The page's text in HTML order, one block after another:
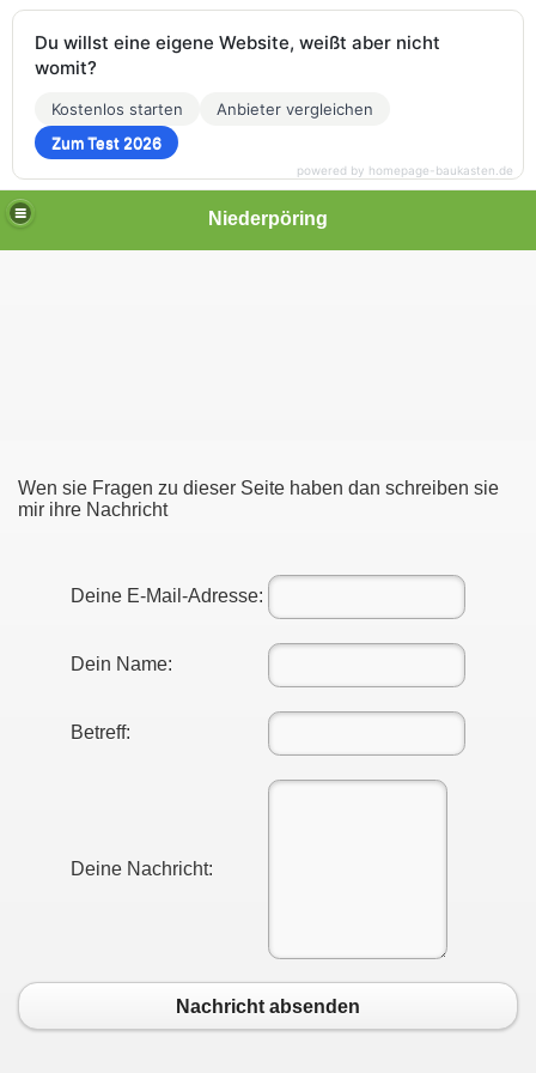
Niederpöring
Wen sie Fragen zu dieser Seite haben dan schreiben sie
mir ihre Nachricht
Deine E-Mail-Adresse:
Dein Name:
Betreff:
Deine Nachricht:
Nachricht absenden
Du willst eine eigene Website, weißt aber nicht
womit?
Kostenlos starten
Anbieter vergleichen
Zum Test 2026
powered by homepage-baukasten.de